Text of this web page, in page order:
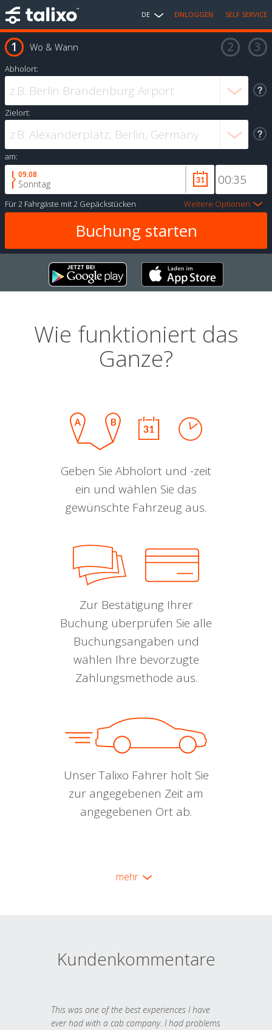
DE EINLOGGEN SELF SERVICE
Wo & Wann
Abholort:
Zielort:
am:
09.08
Sonntag
Für2 Fahrgäste mit2 Gepäckstücken Weitere Optionen
Wie funktioniert das
Ganze?
Geben Sie Abholort und -zeit
ein und wählen Sie das
gewünschte Fahrzeug aus.
Zur Bestätigung Ihrer
Buchung überprüfen Sie alle
Buchungsangaben und
wählen Ihre bevorzugte
Zahlungsmethode aus.
Unser Talixo Fahrer holt Sie
zur angegebenen Zeit am
angegebenen Ort ab.
mehr
Kundenkommentare
This was one of the best experiences I have
ever had with a cab company. I had problems